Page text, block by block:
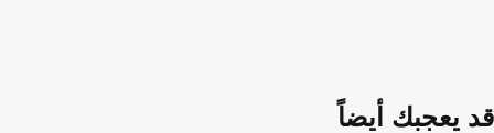
قد يعجبك أيضاً